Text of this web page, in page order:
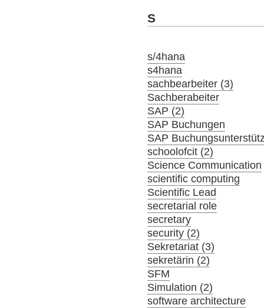
S
s/4hana
s4hana
sachbearbeiter (3)
Sachberabeiter
SAP (2)
SAP Buchungen
SAP
schoolofcit (2)
Science Communication
scientific computing
Scientific Lead
secretarial role
secretary
security (2)
Sekretariat (3)
sekretärin (2)
SFM
Simulation (2)
software architecture